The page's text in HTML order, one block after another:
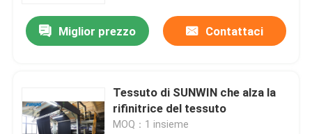
Giro della fabbrica
Contattici
Miglior prezzo Contattaci
Tessuto di SUNWIN che alza la
rifinitrice del tessuto
MOQ：1 insieme